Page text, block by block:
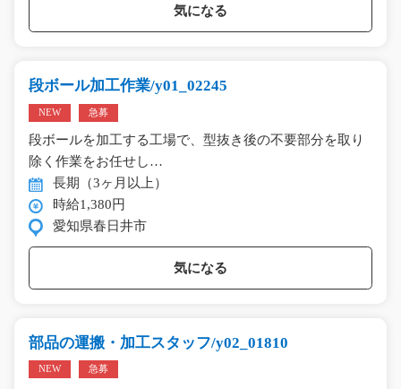
気になる
段ボール加工作業/y01_02245
NEW 急募
段ボールを加工する工場で、型抜き後の不要部分を取り
除く作業をお任せし…
長期（3ヶ月以上）
時給1,380円
愛知県春日井市
気になる
部品の運搬・加工スタッフ/y02_01810
NEW 急募